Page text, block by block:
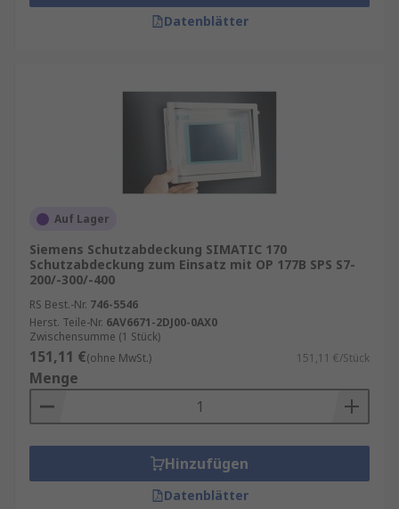
Datenblätter
Auf Lager
Siemens Schutzabdeckung SIMATIC 170
Schutzabdeckung zum Einsatz mit OP 177B SPS S7-
200/-300/-400
RS Best.-Nr. 746-5546
Herst. Teile-Nr. 6AV6671-2DJ00-0AX0
Zwischensumme (1 Stück)
151,11 €(ohne MwSt.) 151,11 €/Stück
Menge
Hinzufügen
Datenblätter